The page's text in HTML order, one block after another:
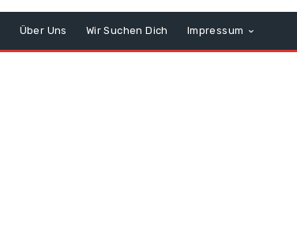
Über Uns Wir Suchen Dich Impressum